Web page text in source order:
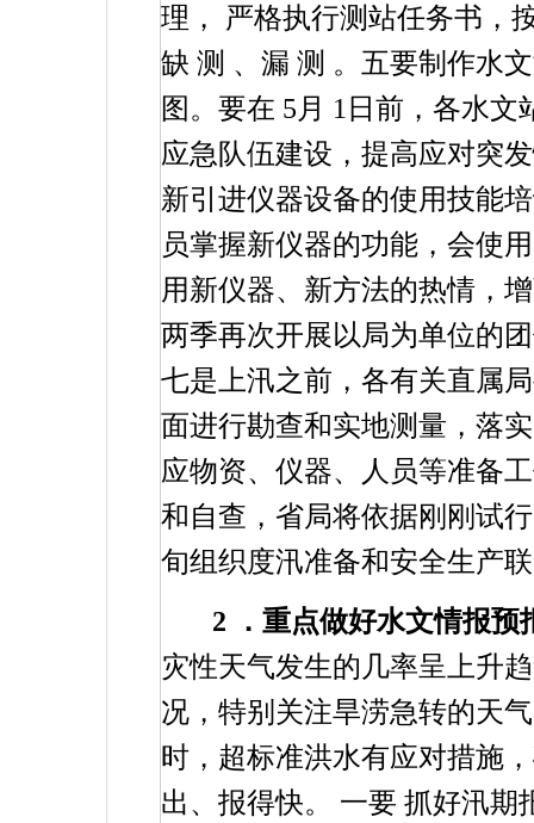
理，
严格执行测站任务书，
缺 测 、漏 测 。五要制作水
图。要在 5 月 1 日前，各水文
应急队伍建设，提高应对突
新引进仪器设备的使用技能
员掌握新仪器的功能，会使
用新仪器、新方法的热情，
两季再次开展以局为单位的
七是上汛之前，各有关直属
面进行勘查和实地测量，落
应物资、仪器、人员等准备
和自查，省局将依据刚刚试
旬组织度汛准备和安全生产
2
．重点做好水文情报预
灾性天气发生的几率呈上升
况，特别关注旱涝急转的天
时，超标准洪水有应对措施
出、报得快。
一要 抓好汛期